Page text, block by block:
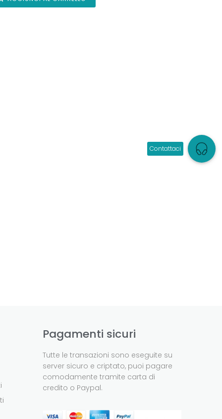
Pagamenti sicuri
Tutte le transazioni sono eseguite su
server sicuro e criptato, puoi pagare
comodamente tramite carta di
credito o Paypal.